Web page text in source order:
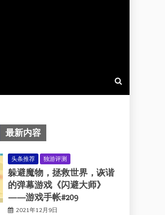
最新内容
头条推荐 独游评测
躲避魔物，拯救世界，诙谐
的弹幕游戏《闪避大师》
——游戏手帐#209
2021年12月9日